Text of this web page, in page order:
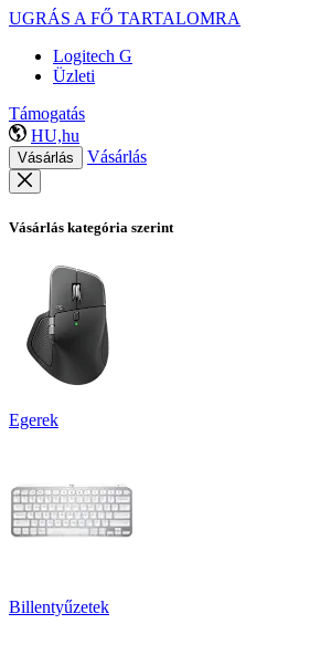
UGRÁS A FŐ TARTALOMRA
Logitech G
Üzleti
Támogatás
HU,hu
Vásárlás Vásárlás
Vásárlás kategória szerint
Egerek
Billentyűzetek